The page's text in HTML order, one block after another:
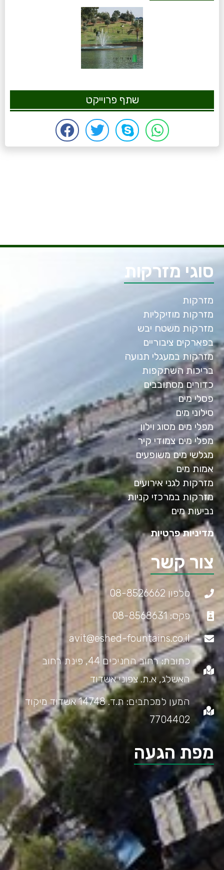
שתף פרוייקט
סוגי מזרקות
מזרקות
מזרקות מוזיקליות
מזרקות משטח יבש
בפארקים ציבוריים
מזרקות במעגלי תנועה
בריכות השתקפות
כדורים מסתובבים
פסלי מים
סילוני מים
מפלי מים מסוג וילון
מפלי מים צמודי קיר
מגלשי מים משופעים
אמות מים
מזרקות לגני אירועים
מזרקות במרכזי קניות
נביעות מים
מדיניות פרטיות
צור קשר
טלפון 08-8526662
פקס: 08-8568631
avit@eshed-fountains.co.il
כתובת: רחוב החניכים 44, פינת רחוב
האשלג, א.ת. צפוני אשדוד
המען למכתבים: ת.ד. 14748 אשדוד מיקוד
7704402
מפת הגעה